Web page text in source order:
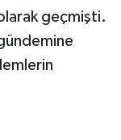
geçmişti.